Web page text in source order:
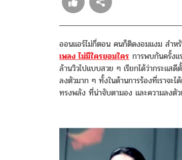
ออนแอร์ไม่กี่ตอน คนก็ติดงอมแงม สำห
เพลง ไม่มีใครยอมใคร การพบกันครั้งแ
ล้านวิวไปแบบสวย ๆ เรียกได้ว่ากระแส
ลงตัวมาก ๆ ทั้งในด้านการร้องที่เราจะไ
ทรงพลัง ที่น่าจับตามอง และความลงตั